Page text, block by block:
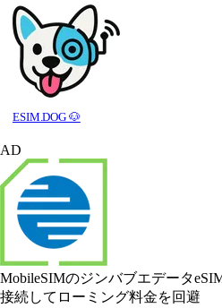
ESIM.DOG 🐶
AD
MobileSIMのジンバブエデータ
接続してローミング料金を回避